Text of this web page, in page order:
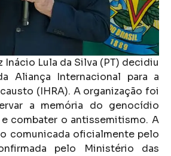
Inácio Lula da Silva (PT) decidiu
Aliança Internacional para a
(IHRA). A organização foi
a memória do genocídio
combater o antissemitismo. A
comunicada oficialmente pelo
pelo Ministério das